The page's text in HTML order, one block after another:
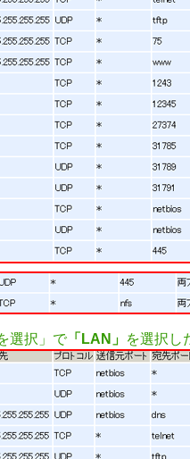
選択」で「LAN」 を選択し